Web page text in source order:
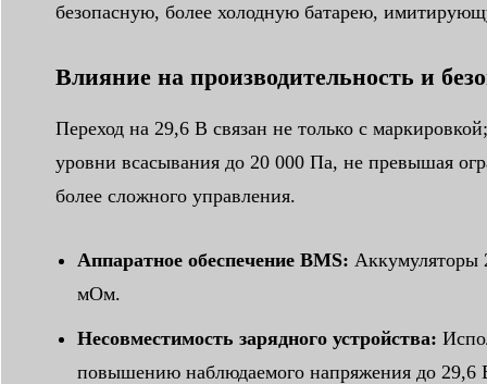
безопасную, более холодную батарею,
Влияние на производительность и
Переход на 29,6 В связан не только с
уровни всасывания до 20 000 Па, не превышая
более сложного управления.
Аппаратное обеспечение BMS: Аккумуляторы
мОм.
Несовместимость зарядного устройства:
повышению наблюдаемого напряжения до 29,6